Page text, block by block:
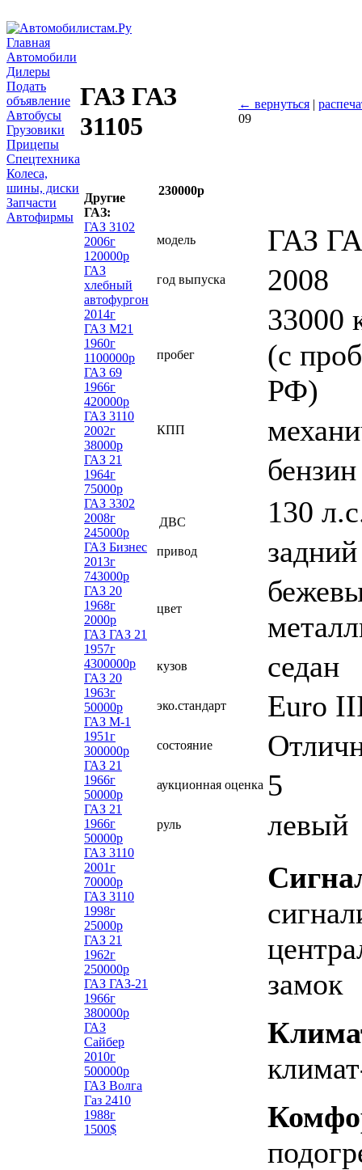
Главная
Автомобили
Дилеры
Подать
объявление
Автобусы
Грузовики
Прицепы
Спецтехника
Колеса,
шины, диски
Запчасти
Автофирмы
ГАЗ ГАЗ
31105
← вернуться |
09
Другие
ГАЗ:
ГАЗ 3102
2006г
120000р
ГАЗ
хлебный
автофургон
2014г
ГАЗ М21
1960г
1100000р
ГАЗ 69
1966г
420000р
ГАЗ 3110
2002г
38000р
ГАЗ 21
1964г
75000р
ГАЗ 3302
2008г
245000р
ГАЗ Бизнес
2013г
743000р
ГАЗ 20
1968г
2000р
ГАЗ ГАЗ 21
1957г
4300000р
ГАЗ 20
1963г
50000р
ГАЗ М-1
1951г
300000р
ГАЗ 21
1966г
50000р
ГАЗ 21
1966г
50000р
ГАЗ 3110
2001г
70000р
ГАЗ 3110
1998г
25000р
ГАЗ 21
1962г
250000р
ГАЗ ГАЗ-21
1966г
380000р
ГАЗ
Сайбер
2010г
500000р
ГАЗ Волга
Газ 2410
1988г
1500$
230000р
модель ГАЗ
год выпуска 2008
пробег
33000
(с
РФ)
КПП
ДВС
130
привод задний
цвет
кузов седан
эко.стандарт Euro
состояние
аукционная оценка 5
руль левый
замок